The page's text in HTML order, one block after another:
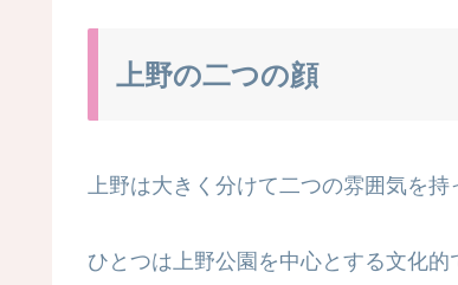
上野の二つの顔
上野は大きく分けて二つの雰囲気を持
ひとつは上野公園を中心とする文化的